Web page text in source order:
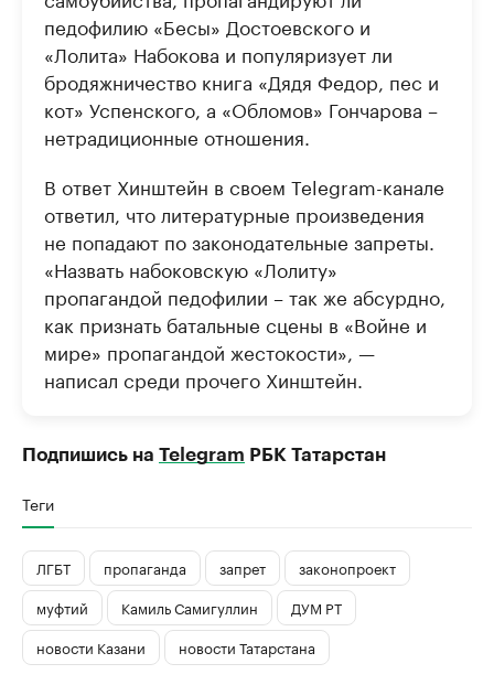
педофилию «Бесы» Достоевского и
«Лолита» Набокова и популяризует ли
бродяжничество книга «Дядя Федор, пес и
кот» Успенского, а «Обломов» Гончарова –
нетрадиционные отношения.
В ответ Хинштейн в своем Telegram-канале
ответил, что литературные произведения
не попадают по законодательные запреты.
«Назвать набоковскую «Лолиту»
пропагандой педофилии – так же абсурдно,
как признать батальные сцены в «Войне и
мире» пропагандой жестокости», —
написал среди прочего Хинштейн.
Подпишись на Telegram РБК Татарстан
Теги
ЛГБТ пропаганда запрет
законопроект
муфтий
Камиль Самигуллин
ДУМ РТ
новости Казани
новости Татарстана